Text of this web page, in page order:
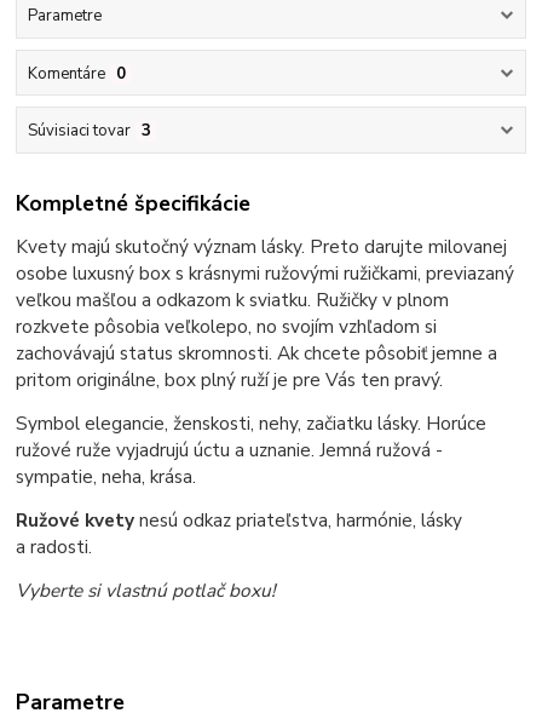
Parametre
Komentáre 0
Súvisiaci tovar 3
Kompletné špecifikácie
Kvety majú skutočný význam lásky. Preto darujte milovanej
osobe luxusný box s krásnymi ružovými ružičkami, previazaný
veľkou mašľou a odkazom k sviatku. Ružičky v plnom
rozkvete pôsobia veľkolepo, no svojím vzhľadom si
zachovávajú status skromnosti. Ak chcete pôsobiť jemne a
pritom originálne, box plný ruží je pre Vás ten pravý.
Symbol elegancie, ženskosti, nehy, začiatku lásky. Horúce
ružové ruže vyjadrujú úctu a uznanie. Jemná ružová -
sympatie, neha, krása.
Ružové kvetynesú odkaz priateľstva, harmónie, lásky
a radosti.
Vyberte si vlastnú potlač boxu!
Parametre